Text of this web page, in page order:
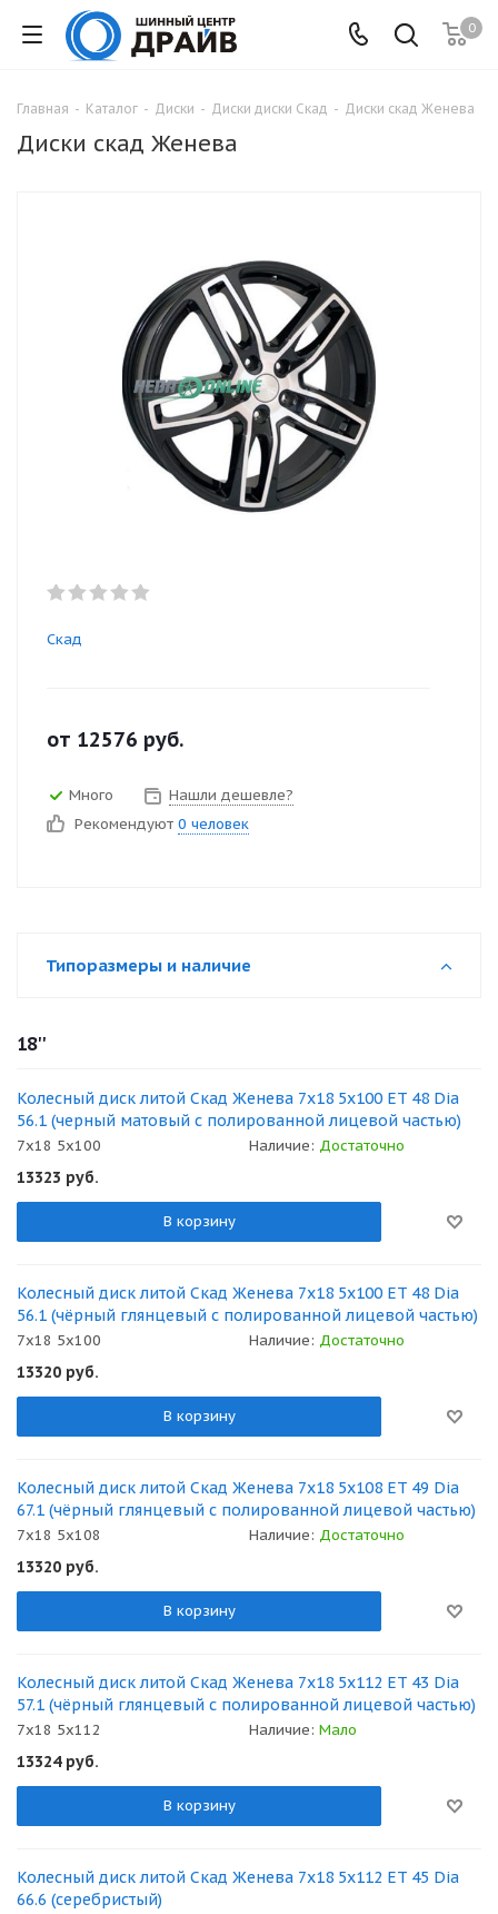
0
Главная - Каталог - Диски - Диски диски Скад - Диски скад Женева
Диски скад Женева
Скад
от 12576 руб.
Много
Нашли дешевле?
Рекомендуют 0 человек
Типоразмеры и наличие
18''
Колесный диск литой Скад Женева 7x18 5x100 ET 48 Dia
56.1 (черный матовый с полированной лицевой частью)
7x18 5x100 Наличие: Достаточно
13323 руб.
В корзину
Колесный диск литой Скад Женева 7x18 5x100 ET 48 Dia
56.1 (чёрный глянцевый с полированной лицевой частью)
7x18 5x100 Наличие: Достаточно
13320 руб.
В корзину
Колесный диск литой Скад Женева 7x18 5x108 ET 49 Dia
67.1 (чёрный глянцевый с полированной лицевой частью)
7x18 5x108 Наличие: Достаточно
13320 руб.
В корзину
Колесный диск литой Скад Женева 7x18 5x112 ET 43 Dia
57.1 (чёрный глянцевый с полированной лицевой частью)
7x18 5x112 Наличие: Мало
13324руб.
В корзину
Колесный диск литой Скад Женева 7x18 5x112 ET 45 Dia
66.6 (серебристый)